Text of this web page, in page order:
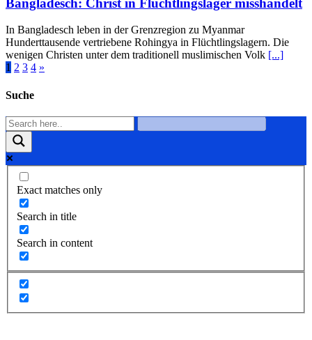
In Bangladesch leben in der Grenzregion zu Myanmar
Hunderttausende vertriebene Rohingya in Flüchtlingslagern. Die
wenigen Christen unter dem traditionell muslimischen Volk [...]
1 2 3 4 »
Suche
Exact matches only
Search in title
Search in content